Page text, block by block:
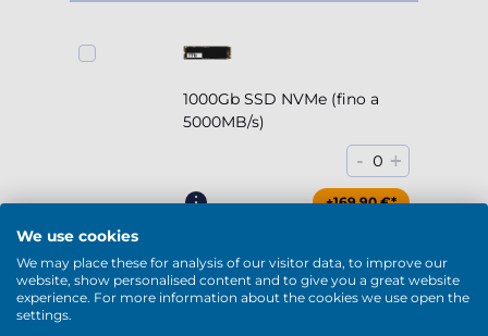
1000Gb SSD NVMe (fino a
5000MB/s)
- 0 +
+169,90 €*
We use cookies
We may place these for analysis of our visitor data, to improve our
website, show personalised content and to give you a great website
experience. For more information about the cookies we use open the
settings.